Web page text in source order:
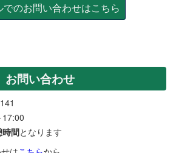
でのお問い合わせはこちら
お問い合わせ
間となります